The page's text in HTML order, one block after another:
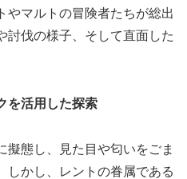
やマルトの冒険者たちが総出
討伐の様子、そして直面した
を活用した探索
擬態し、見た目や匂いをごま
しかし、レントの眷属である